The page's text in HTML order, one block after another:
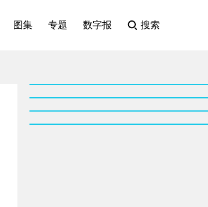
图集 专题 数字报 搜索